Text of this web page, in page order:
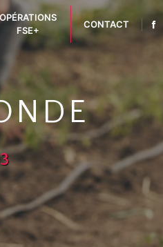
OPÉRATIONS
FSE+
CONTACT